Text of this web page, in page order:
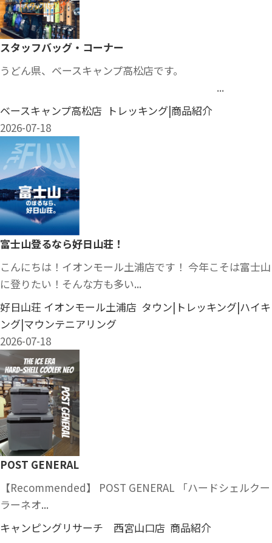
スタッフバッグ・コーナー
うどん県、ベースキャンプ高松店です。
...
ベースキャンプ高松店 トレッキング|商品紹介
2026-07-18
富士山登るなら好日山荘！
こんにちは！イオンモール土浦店です！ 今年こそは富士山
に登りたい！そんな方も多い...
好日山荘 イオンモール土浦店 タウン|トレッキング|ハイキ
ング|マウンテニアリング
2026-07-18
POST GENERAL
【Recommended】 POST GENERAL 「ハードシェルクー
ラーネオ...
キャンピングリサーチ 西宮山口店 商品紹介